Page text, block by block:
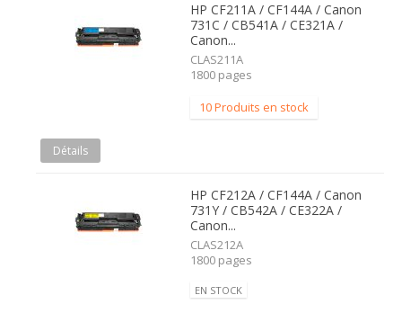
HP CF211A / CF144A / Canon
731C / CB541A / CE321A /
Canon...
CLAS211A
1800 pages
10 Produits en stock
Détails
HP CF212A / CF144A / Canon
731Y / CB542A / CE322A /
Canon...
CLAS212A
1800 pages
EN STOCK